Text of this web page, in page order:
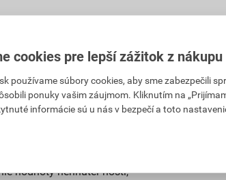
škodcom a chemickým vplyvom,
ochrana proti hluku,
konceptu,
hodnoty nehnutelˇnosti,
cookies pre lepší zážitok z nákupu
používame súbory cookies, aby sme zabezpečili
ponuky vašim záujmom. Kliknutím na
informácie sú u nás v bezpečí a toto